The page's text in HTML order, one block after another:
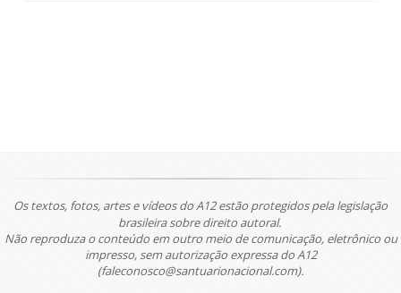
Os textos, fotos, artes e vídeos do A12 estão protegidos pela legislação
brasileira sobre direito autoral.
Não reproduza o conteúdo em outro meio de comunicação, eletrônico ou
impresso, sem autorização expressa do A12
(faleconosco@santuarionacional.com).